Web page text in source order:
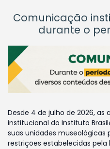
Comunicação
durante o
Desde 4 de julho de 2026,
institucional do Instituto
suas unidades museológicas
restrições estabelecidas pela